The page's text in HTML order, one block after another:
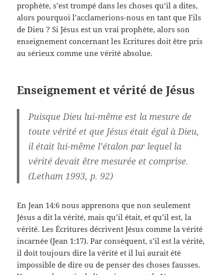
prophète, s’est trompé dans les choses qu’il a dites,
alors pourquoi l’acclamerions-nous en tant que Fils
de Dieu ? Si Jésus est un vrai prophète, alors son
enseignement concernant les Ecritures doit être pris
au sérieux comme une vérité absolue.
Enseignement et vérité de Jésus
Puisque Dieu lui-même est la mesure de
toute vérité et que Jésus était égal à Dieu,
il était lui-même l’étalon par lequel la
vérité devait être mesurée et comprise.
(Letham 1993, p. 92)
En Jean 14:6 nous apprenons que non seulement
Jésus a dit la vérité, mais qu’il était, et qu’il est, la
vérité. Les Écritures décrivent Jésus comme la vérité
incarnée (Jean 1:17). Par conséquent, s’il est la vérité,
il doit toujours dire la vérité et il lui aurait été
impossible de dire ou de penser des choses fausses.